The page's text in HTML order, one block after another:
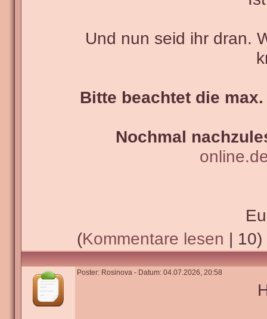
Und nun seid ihr dran.
Bitte beachtet die
Nochmal
(Kommentare lesen | 10)
Poster: Rosinova - Datum: 04.07.2026, 20:58